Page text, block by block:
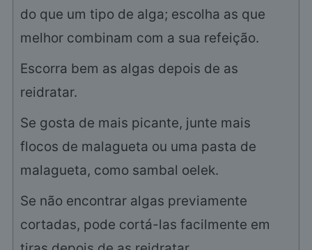
do que um tipo de alga; escolha as que
melhor combinam com a sua refeição.
Escorra bem as algas depois de as
reidratar.
Se gosta de mais picante, junte mais
flocos de malagueta ou uma pasta de
malagueta, como sambal oelek.
Se não encontrar algas previamente
cortadas, pode cortá-las facilmente em